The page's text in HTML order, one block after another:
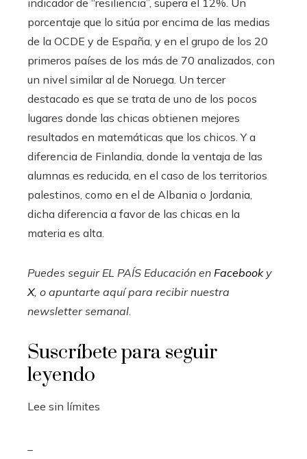
indicador de “resiliencia”, supera el 12%. Un
porcentaje que lo sitúa por encima de las medias
de la OCDE y de España, y en el grupo de los 20
primeros países de los más de 70 analizados, con
un nivel similar al de Noruega. Un tercer
destacado es que se trata de uno de los pocos
lugares donde las chicas obtienen mejores
resultados en matemáticas que los chicos. Y a
diferencia de Finlandia, donde la ventaja de las
alumnas es reducida, en el caso de los territorios
palestinos, como en el de Albania o Jordania,
dicha diferencia a favor de las chicas en la
materia es alta.
Puedes seguir EL PAÍS Educación en Facebooky
X, o apuntarte aquí para recibirnuestra
newsletter semanal.
Suscríbete para seguir
leyendo
Lee sin límites